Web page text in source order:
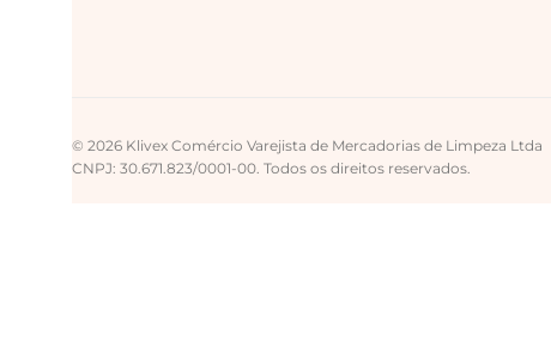
© 2026 Klivex Comércio Varejista de Mercadorias de Limpeza Ltda
CNPJ: 30.671.823/0001-00. Todos os direitos reservados.